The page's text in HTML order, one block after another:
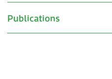
Publications